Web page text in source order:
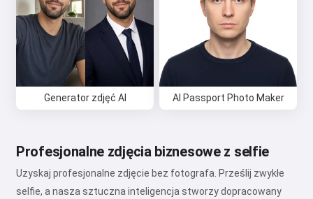
Generator zdjęć AI AI Passport Photo Maker
Profesjonalne zdjęcia biznesowe z selfie
Uzyskaj profesjonalne zdjęcie bez fotografa. Prześlij zwykłe
selfie, a nasza sztuczna inteligencja stworzy dopracowany